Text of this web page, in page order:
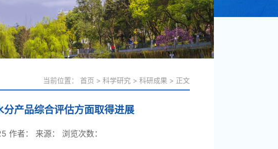
当前位置： 首页 > 科学研究 > 科研成果 > 正文
产品综合评估方面取得进展
作者： 来源： 浏览次数：